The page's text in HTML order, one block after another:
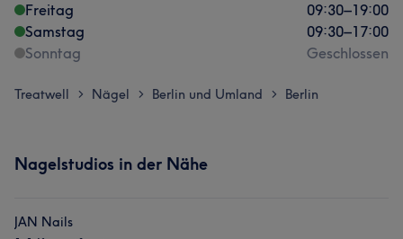
Freitag
09:30–19:00
Samstag
09:30–17:00
Sonntag
Geschlossen
Treatwell > Nägel > Berlin und Umland > Berlin
Nagelstudios in der Nähe
JAN Nails